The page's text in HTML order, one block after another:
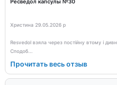
Ресведол капсулы №30
Христина 29.05.2026 р
Resvedol взяла через постійну втому і
Сподоб
Прочитать весь отзыв